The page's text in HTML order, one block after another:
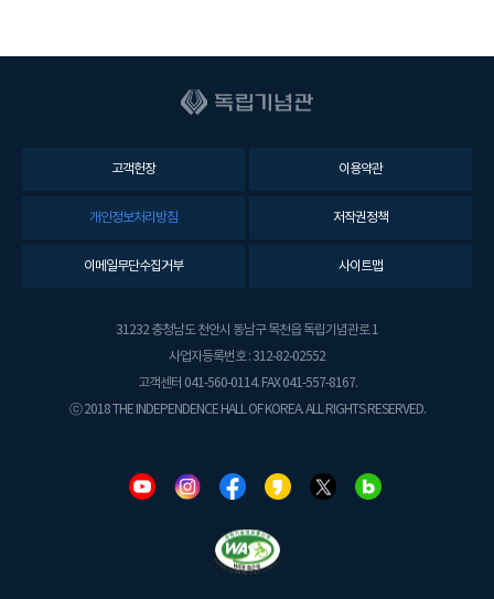
고객헌장 이용약관
개인정보처리방침 저작권정책
이메일무단수집거부 사이트맵
31232 충청남도 천안시 동남구 목천읍 독립기념관로 1
사업자등록번호 : 312-82-02552
고객센터 041-560-0114. FAX 041-557-8167.
ⓒ 2018 THE INDEPENDENCE HALL OF KOREA. ALL RIGHTS RESERVED.